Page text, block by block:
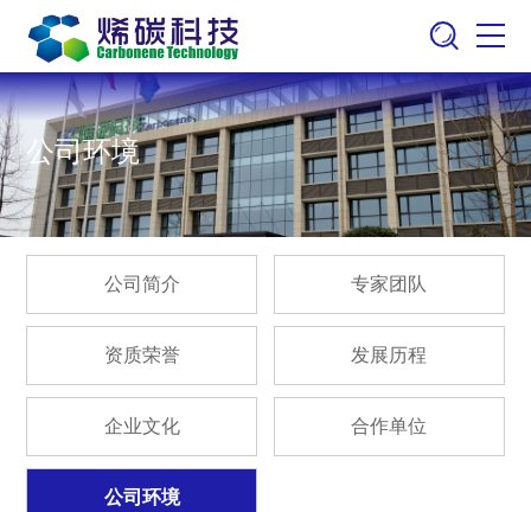
公司环境
公司简介 专家团队
资质荣誉 发展历程
企业文化 合作单位
公司环境